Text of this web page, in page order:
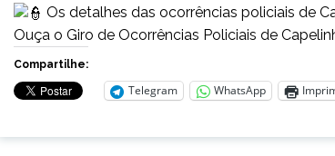
Os detalhes das ocorrências policiais de
Ouça o Giro de Ocorrências Policiais de
Compartilhe:
Telegram WhatsApp